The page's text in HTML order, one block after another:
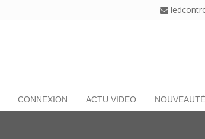
CONNEXION ACTU VIDEO NOUVEAUTÉ